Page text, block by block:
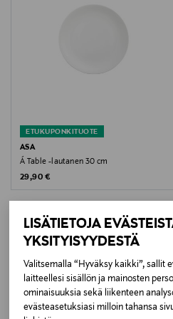
LISÄTIETOJA
YKSITYISYYDESTÄ
Valitsemalla “Hyväksy kaikki”, sallit
laitteellesi sisällön ja mainosten
ominaisuuksia sekä liikenteen
evästeasetuksiasi milloin tahansa
Tuotesarja
Kastehelmi
Väri
KIRKAS
Koko
ø 31,5 cm
ETUKUPONKITUOTE
ASA
Á Table -lautanen 30 cm
Original Price
29,90 €
LISÄÄ
TUOTTEITA